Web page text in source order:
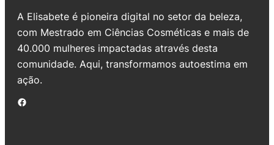
A Elisabete é pioneira digital no setor da beleza,
com Mestrado em Ciências Cosméticas e mais de
40.000 mulheres impactadas através desta
comunidade. Aqui, transformamos autoestima em
ação.
Facebook